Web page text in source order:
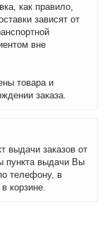
как правило,
зависят от
вне
товара и
заказа.
выдачи заказов от
пункта выдачи Вы
телефону, в
корзине.